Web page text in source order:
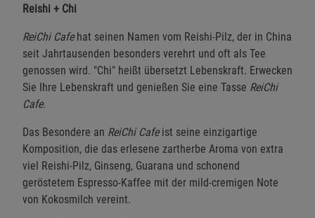
Reishi + Chi
ReiChi Cafehat seinen Namen vom Reishi-Pilz, der in China
seit Jahrtausenden besonders verehrt und oft als Tee
genossen wird. "Chi" heißt übersetzt Lebenskraft. Erwecken
Sie Ihre Lebenskraft und genießen Sie eine Tasse ReiChi
Cafe.
Das Besondere an ReiChi Cafeist seine einzigartige
Komposition, die das erlesene zartherbe Aroma von extra
viel Reishi-Pilz, Ginseng, Guarana und schonend
geröstetem Espresso-Kaffee mit der mild-cremigen Note
von Kokosmilch vereint.